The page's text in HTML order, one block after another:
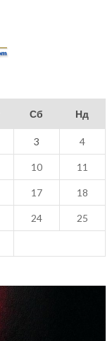
Сб Нд
3 4
10 11
17 18
24 25